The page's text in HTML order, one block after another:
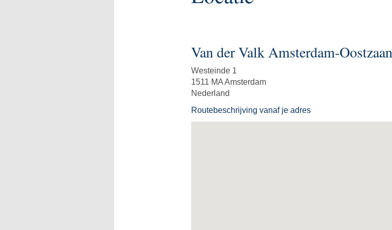
Van der Valk Amsterdam-Oostzaan
Westeinde 1
1511 MA Amsterdam
Nederland
Routebeschrijving vanaf je adres